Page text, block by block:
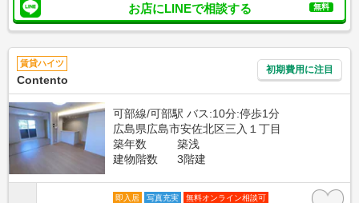
お店にLINEで相談する 無料
賃貸ハイツ
Contento
初期費用に注目
可部線/可部駅 バス:10分:停歩1分
広島県広島市安佐北区三入１丁目
築年数
築浅
建物階数
3階建
即入居 写真充実
無料オンライン相談可